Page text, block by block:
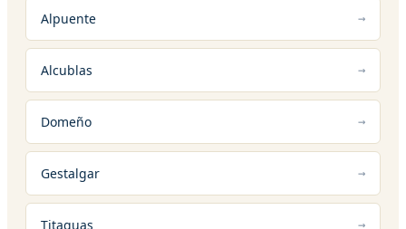
Alpuente
Alcublas
Domeño
Gestalgar
Titaguas